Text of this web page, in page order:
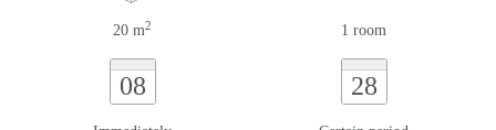
20 m2 1 room
08 28